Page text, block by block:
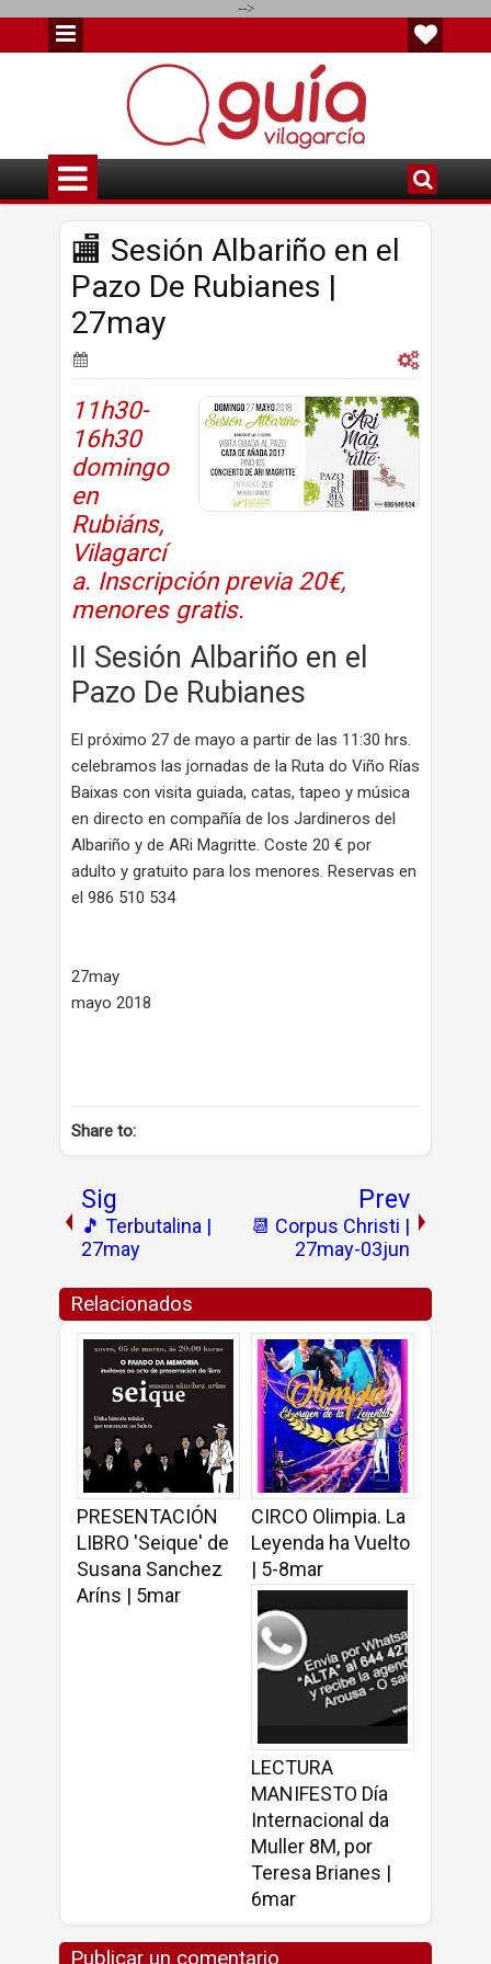
-->
🏬 Sesión Albariño en el
Pazo De Rubianes |
27may
11h30-
16h30
domingo
en
Rubiáns,
Vilagarcí
a. Inscripción previa 20€,
menores gratis.
II Sesión Albariño en el
Pazo De Rubianes
El próximo 27 de mayo a partir de las 11:30 hrs.
celebramos las jornadas de la Ruta do Viño Rías
Baixas con visita guiada, catas, tapeo y música
en directo en compañía de los Jardineros del
Albariño y de ARi Magritte. Coste 20 € por
adulto y gratuito para los menores. Reservas en
el 986 510 534
27may
mayo 2018
Share to:
Sig
🎵 Terbutalina |
27may
Prev
📆 Corpus Christi |
27may-03jun
Relacionados
PRESENTACIÓN
LIBRO 'Seique' de
Susana Sanchez
Aríns | 5mar
CIRCO Olimpia. La
Leyenda ha Vuelto
| 5-8mar
LECTURA
MANIFESTO Día
Internacional da
Muller 8M, por
Teresa Brianes |
6mar
Publicar un comentario